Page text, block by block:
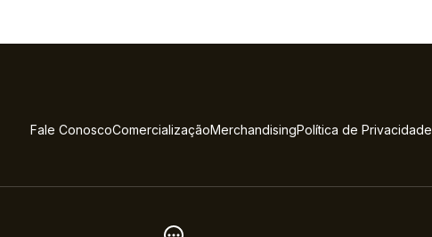
Fale ConoscoComercializaçãoMerchandisingPolítica de Privacidade